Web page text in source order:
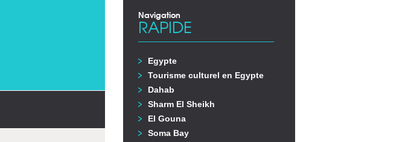
Navigation
RAPIDE
Egypte
Tourisme culturel en Egypte
Dahab
Sharm El Sheikh
El Gouna
Soma Bay